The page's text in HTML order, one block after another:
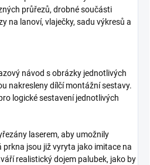
průřezů, drobné součásti
na lanoví, vlaječky, sadu výkresů a
návod s obrázky jednotlivých
nakresleny dílčí montážní sestavy.
logické sestavení jednotlivých
laserem, aby umožnily
jsou již vyryta jako imitace na
realistický dojem palubek, jako by